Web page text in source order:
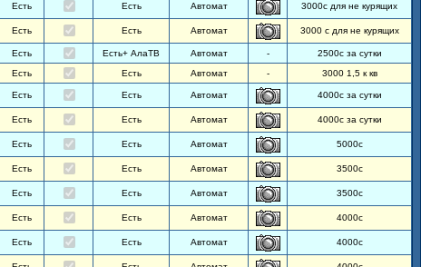
Есть Есть Автомат 3000с для не курящих
Есть Есть Автомат 3000 с для не курящих
Есть Есть+ АлаТВ Автомат -
2500с за сутки
Есть Есть Автомат - 3000 1,5 к кв
Есть Есть Автомат 4000с за сутки
Есть Есть Автомат 4000с за сутки
Есть Есть Автомат 5000с
Есть Есть Автомат 3500с
Есть Есть Автомат 3500с
Есть Есть Автомат 4000с
Есть Есть Автомат 4000с